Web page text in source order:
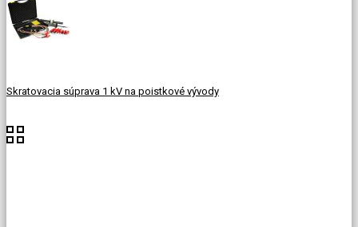
Skratovacia súprava 1 kV na poistkové vývody